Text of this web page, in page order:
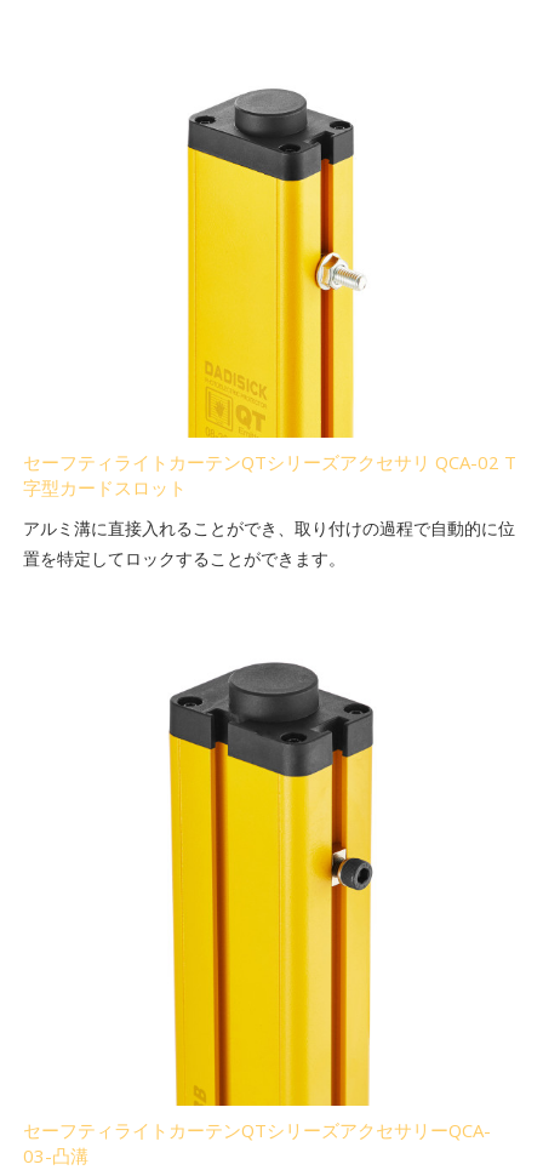
セーフティライトカーテンQTシリーズアクセサリ QCA-02 T
字型カードスロット
アルミ溝に直接入れることができ、取り付けの過程で自動的に位
置を特定してロックすることができます。
セーフティライトカーテンQTシリーズアクセサリーQCA-
03-凸溝